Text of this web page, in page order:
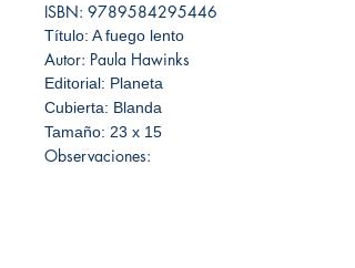
ISBN: 9789584295446
Título: A fuego lento
Autor: Paula Hawinks
Editorial: Planeta
Cubierta: Blanda
Tamaño: 23 x 15
Observaciones: